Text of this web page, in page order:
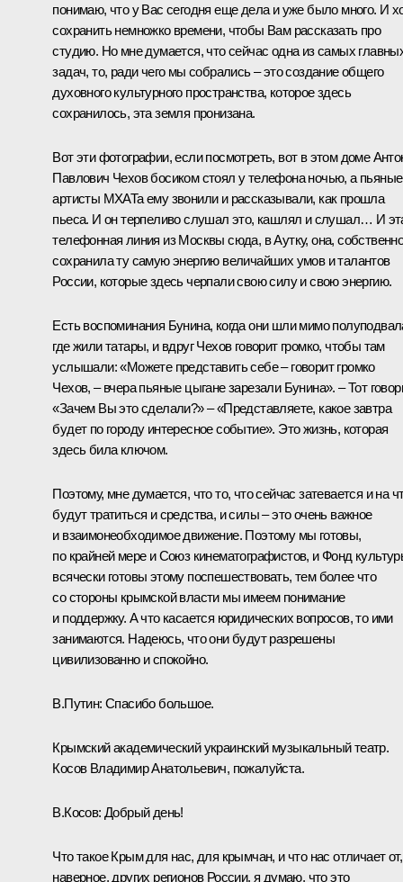
понимаю, что у Вас сегодня еще дела и уже было много. И
сохранить немножко времени, чтобы Вам рассказать про
студию. Но мне думается, что сейчас одна из самых
задач, то, ради чего мы собрались – это создание общего
духовного культурного пространства, которое здесь
сохранилось, эта земля пронизана.
Вот эти фотографии, если посмотреть, вот в этом доме
Павлович Чехов босиком стоял у телефона ночью, а пьяные
артисты МХАТа ему звонили и рассказывали, как прошла
пьеса. И он терпеливо слушал это, кашлял и слушал… И
телефонная линия из Москвы сюда, в Аутку, она,
сохранила ту самую энергию величайших умов и талантов
России, которые здесь черпали свою силу и свою энергию.
Есть воспоминания Бунина, когда они шли мимо
где жили татары, и вдруг Чехов говорит громко, чтобы там
услышали: «Можете представить себе – говорит громко
Чехов, – вчера пьяные цыгане зарезали Бунина». – Тот
«Зачем Вы это сделали?» – «Представляете, какое завтра
будет по городу интересное событие». Это жизнь, которая
здесь била ключом.
Поэтому, мне думается, что то, что сейчас затевается и на
будут тратиться и средства, и силы – это очень важное
и взаимонеобходимое движение. Поэтому мы готовы,
по крайней мере и Союз кинематографистов, и Фонд
всячески готовы этому поспешествовать, тем более что
со стороны крымской власти мы имеем понимание
и поддержку. А что касается юридических вопросов, то ими
занимаются. Надеюсь, что они будут разрешены
цивилизованно и спокойно.
В.Путин: Спасибо большое.
Крымский академический украинский музыкальный театр.
Косов Владимир Анатольевич, пожалуйста.
В.Косов: Добрый день!
Что такое Крым для нас, для крымчан, и что нас отличает от,
наверное, других регионов России, я думаю, что это